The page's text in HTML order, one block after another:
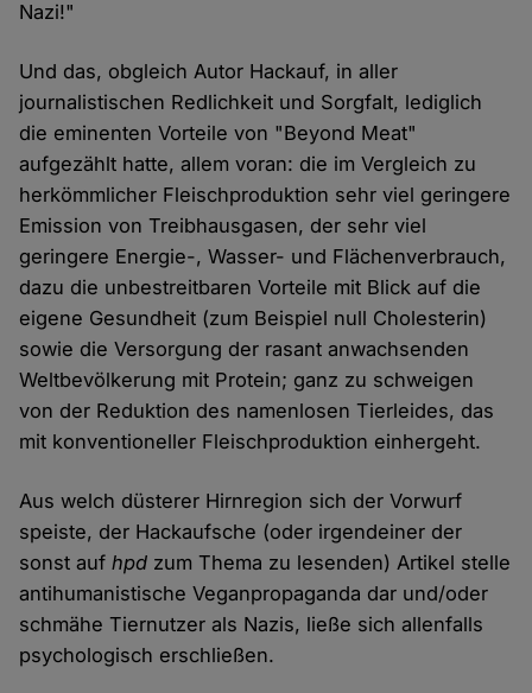
Nazi!"
Und das, obgleich Autor Hackauf, in aller
journalistischen Redlichkeit und Sorgfalt, lediglich
die eminenten Vorteile von "Beyond Meat"
aufgezählt hatte, allem voran: die im Vergleich zu
herkömmlicher Fleischproduktion sehr viel geringere
Emission von Treibhausgasen, der sehr viel
geringere Energie-, Wasser- und Flächenverbrauch,
dazu die unbestreitbaren Vorteile mit Blick auf die
eigene Gesundheit (zum Beispiel null Cholesterin)
sowie die Versorgung der rasant anwachsenden
Weltbevölkerung mit Protein; ganz zu schweigen
von der Reduktion des namenlosen Tierleides, das
mit konventioneller Fleischproduktion einhergeht.
Aus welch düsterer Hirnregion sich der Vorwurf
speiste, der Hackaufsche (oder irgendeiner der
sonst aufhpd zum Thema zu lesenden) Artikel stelle
antihumanistische Veganpropaganda dar und/oder
schmähe Tiernutzer als Nazis, ließe sich allenfalls
psychologisch erschließen.